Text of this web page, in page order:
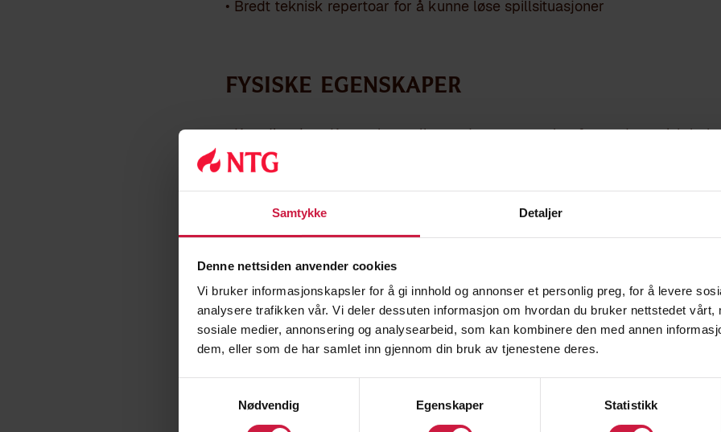
Samtykke Detaljer
Denne nettsiden anvender cookies
Vi bruker informasjonskapsler for å gi innhold og annonser et personlig preg, for å levere
analysere trafikken vår. Vi deler dessuten informasjon om hvordan du bruker nettstedet vårt,
sosiale medier, annonsering og analysearbeid, som kan kombinere den med annen
dem, eller som de har samlet inn gjennom din bruk av tjenestene deres.
Nødvendig
Egenskaper Statistikk
• Bredt teknisk repertoar for å kunne løse spillsituasjoner
Fysiske egenskaper
• Koordinasjon- Kroppskontroll som danner grunnlag for en dynamisk
fotballbevegelser
• Evne til hurtighet, akselerasjon, retningsforandringer og eksplosive
Fotballadferd
• Innsats- Egeninnsats, hardtarbeidende, konsentrert.
• Evne til mental omstilling 1A/1F-1F/1A